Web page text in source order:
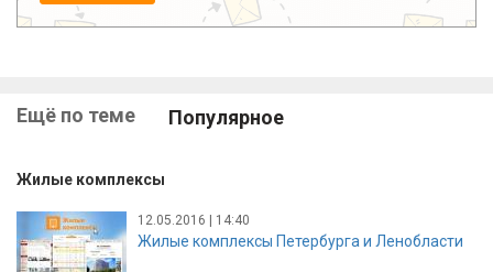
Ещё по теме Популярное
Жилые комплексы
12.05.2016 | 14:40
Жилые комплексы Петербурга и Ленобласти